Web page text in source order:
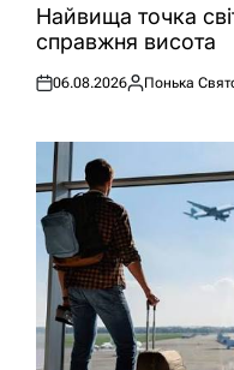
УНайвища точка
справжня висота
Оприлюднено
06.08.2026
Опубліковано
Понька